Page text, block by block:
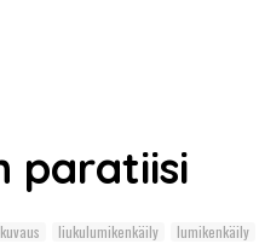
paratiisi
liukulumikenkäily lumikenkäily